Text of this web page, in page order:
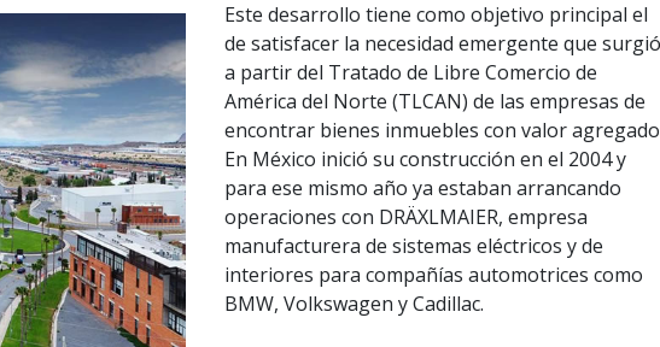
Este desarrollo tiene como objetivo principal el
de satisfacer la necesidad emergente que surgió
a partir del Tratado de Libre Comercio de
América del Norte (TLCAN) de las empresas de
encontrar bienes inmuebles con valor
En México inició su construcción en el 2004 y
para ese mismo año ya estaban arrancando
operaciones con DRÄXLMAIER, empresa
manufacturera de sistemas eléctricos y de
interiores para compañías automotrices como
BMW, Volkswagen y Cadillac.